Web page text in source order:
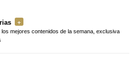
mejores contenidos de la semana, exclusiva